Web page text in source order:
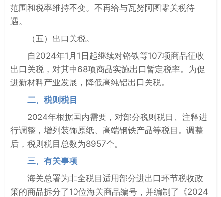
范围和税率维持不变。不再给与瓦努阿图零关税待
遇。
（五）出口关税。
自2024年1月1日起继续对铬铁等107项商品征收
出口关税，对其中68项商品实施出口暂定税率。为促
进新材料产业发展，降低高纯铝出口关税。
二、税则税目
2024年根据国内需要，对部分税则税目、注释进
行调整，增列装饰原纸、高端钢铁产品等税目。调整
后，税则税目总数为8957个。
三、有关事项
海关总署为非全税目适用部分进出口环节税收政
策的商品拆分了10位海关商品编号，并编制了《2024